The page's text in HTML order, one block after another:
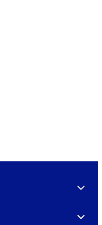
Expand
Expand